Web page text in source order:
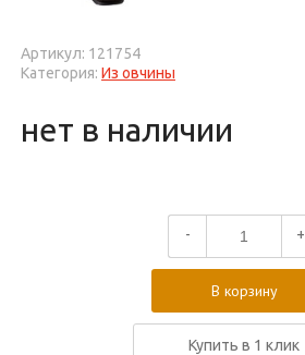
Артикул: 121754
Категория: Из овчины
нет в наличии
- +
В корзину
Купить в 1 клик